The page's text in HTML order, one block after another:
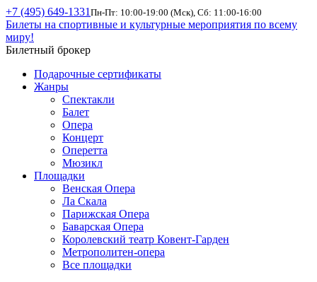
+7 (495) 649-1331 Пн-Пт: 10:00-19:00 (Мск), Сб: 11:00-16:00
Билеты на спортивные и культурные мероприятия по всему
миру!
Билетный брокер
Подарочные сертификаты
Жанры
Спектакли
Балет
Опера
Концерт
Оперетта
Мюзикл
Площадки
Венская Опера
Ла Скала
Парижская Опера
Баварская Опера
Королевский театр Ковент-Гарден
Метрополитен-опера
Все площадки